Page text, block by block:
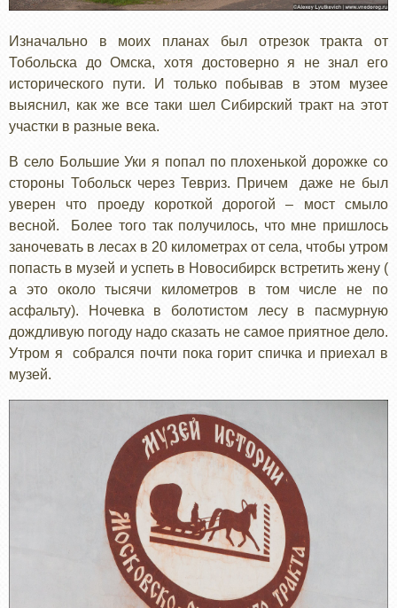
Изначально в моих планах был отрезок тракта от
Тобольска до Омска, хотя достоверно я не знал его
исторического пути. И только побывав в этом музее
выяснил, как же все таки шел Сибирский тракт на этот
участки в разные века.
В село Большие Уки я попал по плохенькой дорожке со
стороны Тобольск через Тевриз. Причем даже не был
уверен что проеду короткой дорогой – мост смыло
весной. Более того так получилось, что мне пришлось
заночевать в лесах в 20 километрах от села, чтобы утром
попасть в музей и успеть в Новосибирск встретить жену (
а это около тысячи километров в том числе не по
асфальту). Ночевка в болотистом лесу в пасмурную
дождливую погоду надо сказать не самое приятное дело.
Утром я собрался почти пока горит спичка и приехал в
музей.